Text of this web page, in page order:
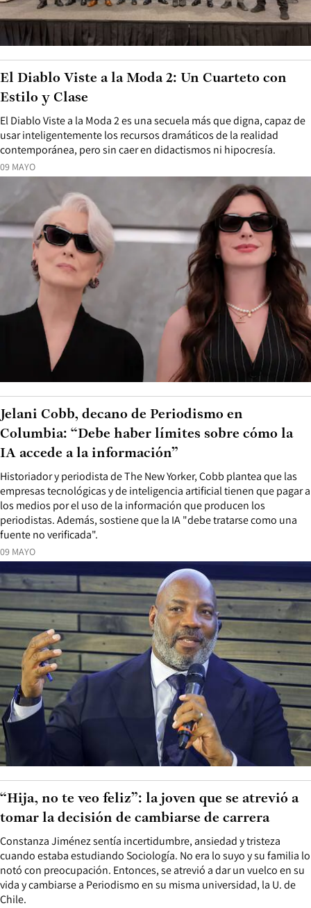
09 MAYO
El Diablo Viste a la Moda 2 es una secuela más que digna, capaz de
usar inteligentemente los recursos dramáticos de la realidad
contemporánea, pero sin caer en didactismos ni hipocresía.
El Diablo Viste a la Moda 2: Un Cuarteto con
Estilo y Clase
09 MAYO
Historiador y periodista de The New Yorker, Cobb plantea que las
empresas tecnológicas y de inteligencia artificial tienen que pagar a
los medios por el uso de la información que producen los
periodistas. Además, sostiene que la IA "debe tratarse como una
fuente no verificada".
Jelani Cobb, decano de Periodismo en
Columbia: “Debe haber límites sobre cómo la
IA accede a la información”
Constanza Jiménez sentía incertidumbre, ansiedad y tristeza
cuando estaba estudiando Sociología. No era lo suyo y su familia lo
notó con preocupación. Entonces, se atrevió a dar un vuelco en su
vida y cambiarse a Periodismo en su misma universidad, la U. de
Chile.
“Hija, no te veo feliz”: la joven que se atrevió a
tomar la decisión de cambiarse de carrera